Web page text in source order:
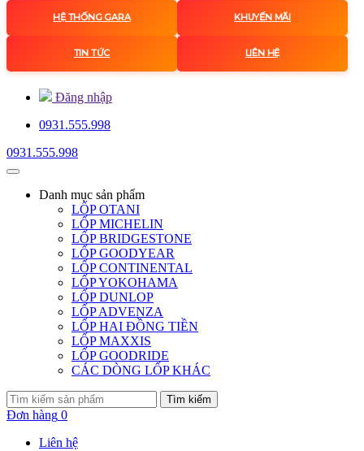
HỆ THỐNG GARA KHUYẾN MÃI
TIN TỨC LIÊN HỆ
Đăng nhập
0931.555.998
0931.555.998
Danh mục sản phẩm
LỐP OTANI
LỐP MICHELIN
LỐP BRIDGESTONE
LỐP GOODYEAR
LỐP CONTINENTAL
LỐP YOKOHAMA
LỐP DUNLOP
LỐP ADVENZA
LỐP HAI ĐỒNG TIỀN
LỐP MAXXIS
LỐP GOODRIDE
CÁC DÒNG LỐP KHÁC
Tìm kiếm
Đơn hàng 0
Liên hệ